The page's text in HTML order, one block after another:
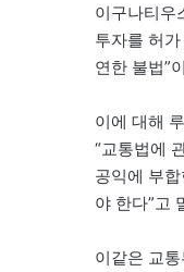
이구나티우
투자를 허
연한 불법”
이에 대해
“교통법에
공익에 부
야 한다”고
이같은 교